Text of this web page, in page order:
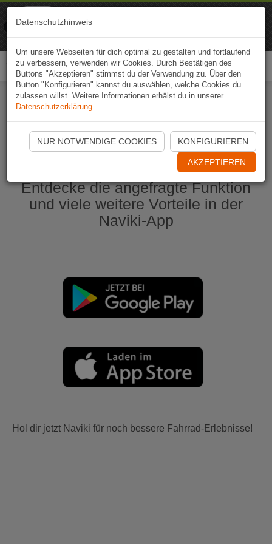
Naviki App jetzt öffnen
Entdecke die angefragte Funktion
und viele weitere Vorteile in der
Naviki-App
Hol dir jetzt Naviki für noch bessere Fahrrad-Erlebnisse!
Datenschutzhinweis
Um unsere Webseiten für dich optimal zu gestalten und fortlaufend
zu verbessern, verwenden wir Cookies. Durch Bestätigen des
Buttons "Akzeptieren" stimmst du der Verwendung zu. Über den
Button "Konfigurieren" kannst du auswählen, welche Cookies du
zulassen willst. Weitere Informationen erhälst du in unserer
Datenschutzerklärung.
NUR NOTWENDIGE COOKIES KONFIGURIEREN
AKZEPTIEREN
Naviki